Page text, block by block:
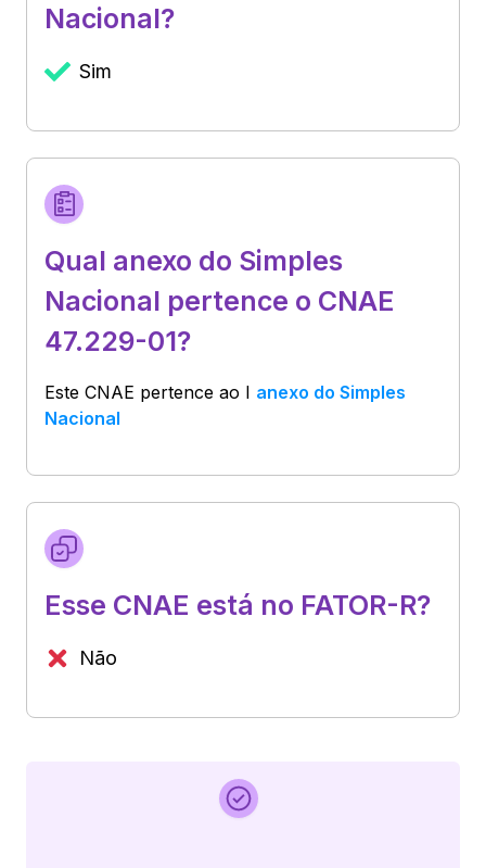
Nacional?
Sim
Qual anexo do Simples
Nacional pertence o CNAE
47.229-01?
Este CNAE pertence ao I anexo do Simples
Nacional
Esse CNAE está no FATOR-R?
Não